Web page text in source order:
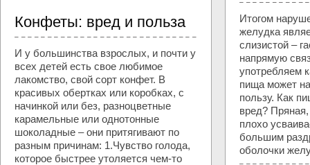
Конфеты: вред и польза
И у большинства взрослых, и почти у
всех детей есть свое любимое
лакомство, свой сорт конфет. В
красивых обертках или коробках, с
начинкой или без, разноцветные
карамельные или однотонные
шоколадные – они притягивают по
разным причинам: 1.Чувство голода,
которое быстрее утоляется чем-то
Итогом
желудка
слизистой –
напрямую
употребляем
пища может
пользу. Как
вред?
плохо
большим
оболочки